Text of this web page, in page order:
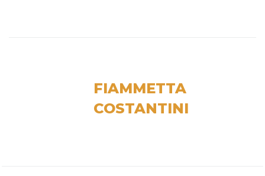
FIAMMETTA
COSTANTINI